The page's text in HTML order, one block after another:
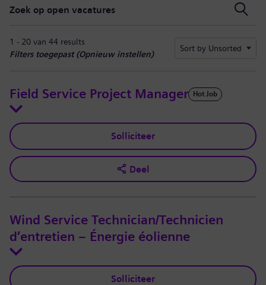
Zoek op open vacatures
1 - 20 van 44 results
Filters toegepast (Opnieuw instellen)
Sort by Unsorted
Field Service Project Manager Hot Job
Solliciteer
Deel
Wind Service Technician/Technicien
d’entretien – Énergie éolienne
Solliciteer